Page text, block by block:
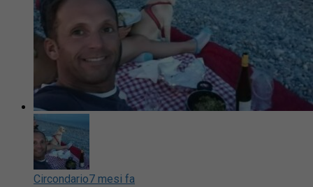
Circondario7 mesi fa